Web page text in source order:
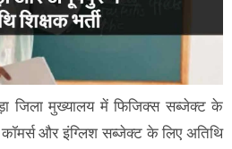
जिला मुख्यालय में फिजिक्स सब्जेक्ट के
और इंग्लिश सब्जेक्ट के लिए अतिथि